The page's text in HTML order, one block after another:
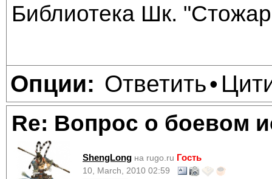
Библиотека Шк.
Опции: Ответить•
Re: Вопрос о боевом
ShengLong на rugo.ru Гость
10, March, 2010 02:59